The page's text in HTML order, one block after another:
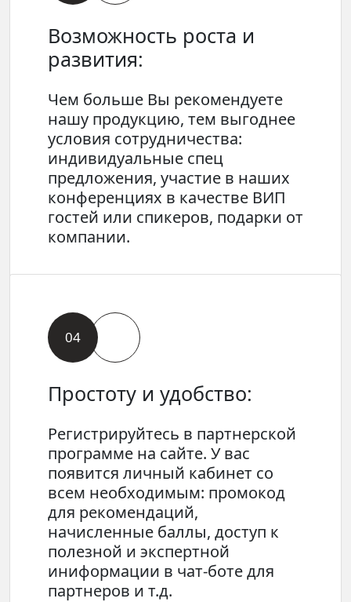
Возможность роста и
развития:
Чем больше Вы рекомендуете
нашу продукцию, тем выгоднее
условия сотрудничества:
индивидуальные спец
предложения, участие в наших
конференциях в качестве ВИП
гостей или спикеров, подарки от
компании.
04
Простоту и удобство:
Регистрируйтесь в партнерской
программе на сайте. У вас
появится личный кабинет со
всем необходимым: промокод
для рекомендаций,
начисленные баллы, доступ к
полезной и экспертной
иниформации в чат-боте для
партнеров и т.д.